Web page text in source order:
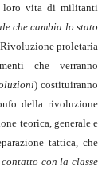
loro vita di militanti
che cambia lo stato
proletaria
che verranno
) costituiranno
della rivoluzione
teorica, generale e
tattica, che
con la classe